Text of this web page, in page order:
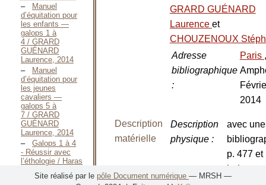
Manuel
d’équitation pour
les enfants —
galops 1 à
4 / GRARD
GUÉNARD
Laurence, 2014
Manuel
d’équitation pour
les jeunes
cavaliers —
galops 5 à
7 / GRARD
GUÉNARD
Laurence, 2014
Galops 1 à 4
- Réussir avec
l’éthologie / Haras
Juillet 2013
GRARD GUÉNARD
Laurence et
CHOUZENOUX
Adresse
bibliographique
:
Paris ,
2014
Description
matérielle
Description
physique:
avec une
p. 477 et
index
Site réalisé par le pôle Document numérique — MRSH —